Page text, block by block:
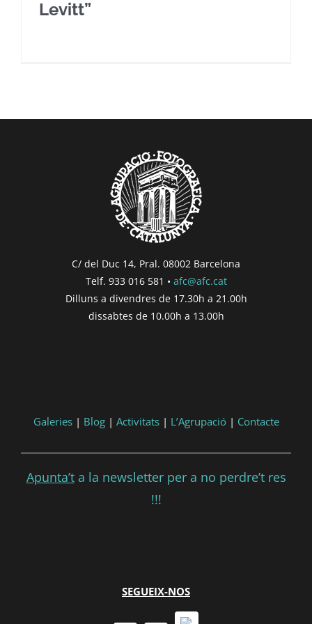
Levitt”
C/ del Duc 14, Pral. 08002 Barcelona
Telf. 933 016 581 • afc@afc.cat
Dilluns a divendres de 17.30h a 21.00h
dissabtes de 10.00h a 13.00h
Galeries| Blog| Activitats| L’Agrupació| Contacte
Apunta’ta la newsletter per a no perdre’t res
!!!
SEGUEIX-NOS